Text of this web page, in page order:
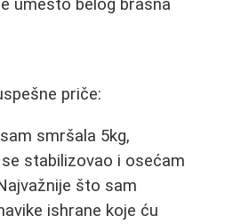
umesto belog brašna
priče:
smršala 5kg,
stabilizovao i osećam
što sam
ishrane koje ću